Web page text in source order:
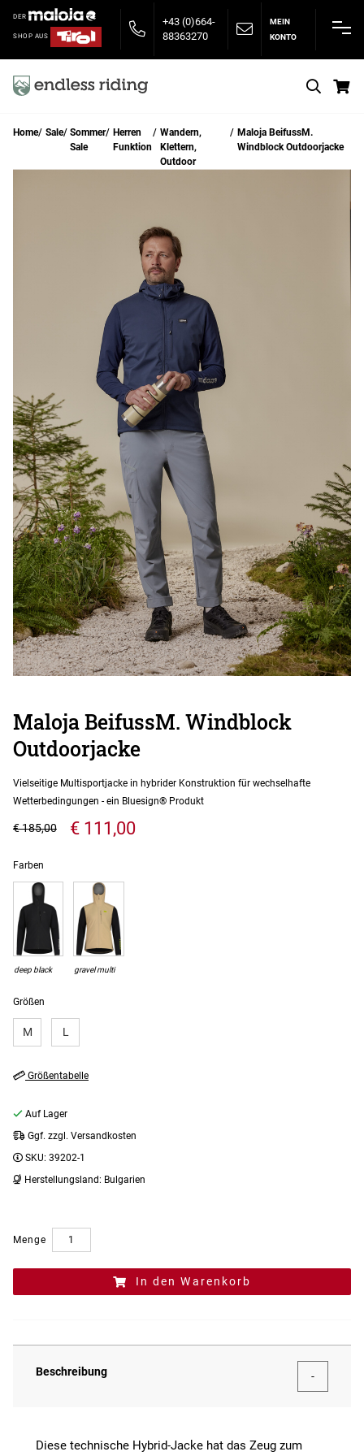
DER
SHOP AUS
+43 (0)664-
88363270
MEIN
KONTO
Home Sale
Sommer
Sale
Herren
Funktion
Wandern,
Klettern,
Outdoor
Maloja BeifussM.
Windblock Outdoorjacke
Maloja BeifussM. Windblock
Outdoorjacke
Vielseitige Multisportjacke in hybrider Konstruktion für wechselhafte
Wetterbedingungen - ein Bluesign® Produkt
€ 111,00
€ 185,00
Größen
M L
Farben
deep black gravel multi
Größentabelle
Auf Lager
Ggf. zzgl. Versandkosten
SKU: 39202-1
Herstellungsland: Bulgarien
Menge
In den Warenkorb
Beschreibung
Diese technische Hybrid-Jacke hat das Zeug zum